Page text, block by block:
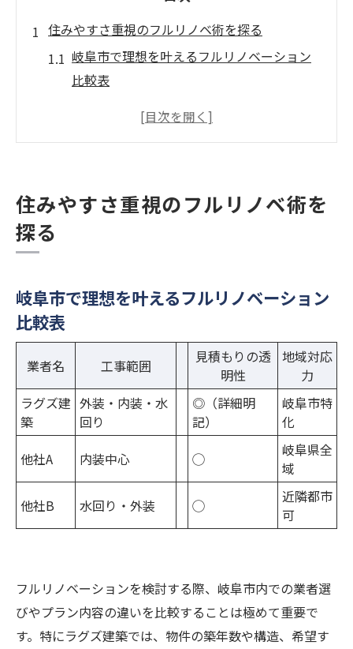
住みやすさ重視のフルリノベ術を探る
岐阜市で理想を叶えるフルリノベーション
比較表
快適な暮らしを実現するリフォーム術
中古物件で叶える理想の暮らし方
リノベ後の暮らしやすさを徹底比較
岐阜市で人気のリノベーション事例集
家族構成別フルリノベの工夫ポイント
業者選びで失敗しないリフォームの秘訣
業者比較でわかるフルリノベ対応力一覧
信頼できる業者を見極めるチェックポイン
フルリノベーションの見積もり比較術
提案力で選ぶ岐阜市のリフォーム業者
フルリノベーション後の安心生活とは
フルリノベ後に得られる安心ポイント一覧
リノベーション後のトラブル予防策
住みやすさ重視のフルリノベ術を
探る
岐阜市で理想を叶えるフルリノベーション
比較表
業者名 工事範囲
見積もりの透
明性
地域対応
力
ラグズ建
築
外装・内装・水
回り
◎（詳細明
記）
岐阜市特
化
他社A
内装中心 ◯
岐阜県全
域
他社B
水回り・外装 ◯
近隣都市
可
フルリノベーションを検討する際、岐阜市内での業者選
びやプラン内容の違いを比較することは極めて重要で
す。特にラグズ建築では、物件の築年数や構造、希望す